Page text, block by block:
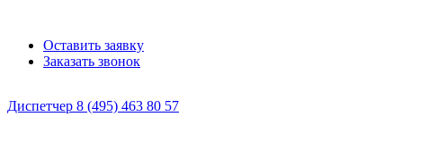
Оставить заявку
Заказать звонок
Диспетчер 8 (495) 463 80 57